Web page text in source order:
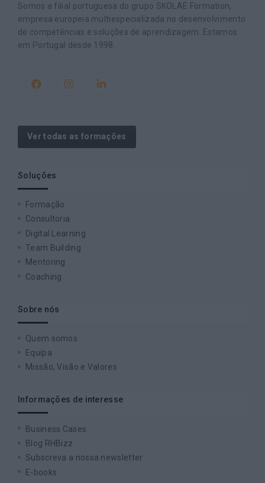
Somos a filial portuguesa do grupo SKOLAE Formation,
empresa europeia multiespecializada no desenvolvimento
de competências e soluções de aprendizagem. Estamos
em Portugal desde 1998.
Ver todas as formações
Soluções
Formação
Consultoria
Digital Learning
Team Building
Mentoring
Coaching
Sobre nós
Quem somos
Equipa
Missão, Visão e Valores
Informações de interesse
Business Cases
Blog RHBizz
Subscreva a nossa newsletter
E-books